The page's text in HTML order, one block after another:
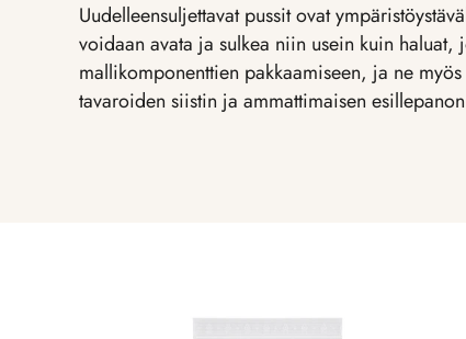
Uudelleensuljettavat pussit ovat
voidaan avata ja sulkea niin usein kuin
mallikomponenttien pakkaamiseen, ja ne
tavaroiden siistin ja ammattimaisen